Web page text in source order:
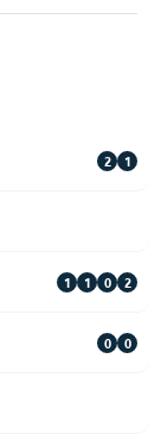
2 1
1 1 0 2
0 0